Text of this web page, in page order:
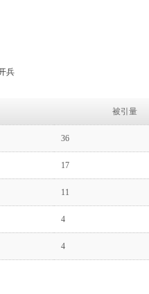
被引量
36
17
11
4
4